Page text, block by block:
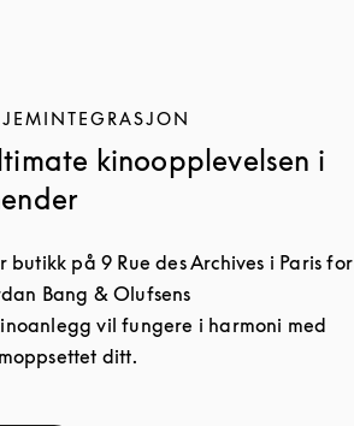
kinoopplevelsen i
butikk på 9 Rue des Archives i Paris for
Bang & Olufsens
vil fungere i harmoni med
ditt.